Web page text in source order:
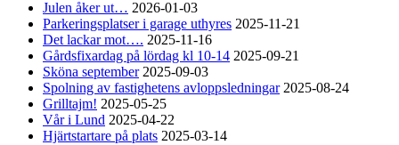
Julen åker ut… 2026-01-03
Parkeringsplatser i garage uthyres 2025-11-21
Det lackar mot…. 2025-11-16
Gårdsfixardag på lördag kl 10-14 2025-09-21
Sköna september 2025-09-03
Spolning av fastighetens avloppsledningar 2025-08-24
Grilltajm! 2025-05-25
Vår i Lund 2025-04-22
Hjärtstartare på plats 2025-03-14